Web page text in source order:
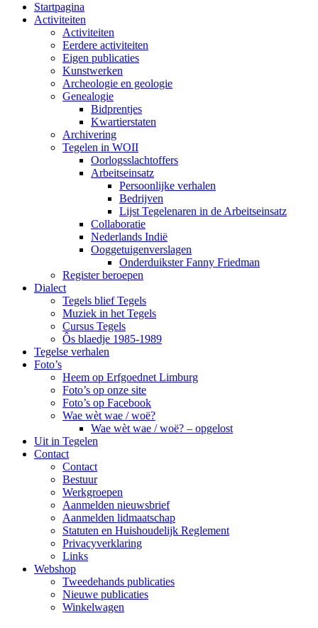
Startpagina
Activiteiten
Activiteiten
Eerdere activiteiten
Eigen publicaties
Kunstwerken
Archeologie en geologie
Genealogie
Bidprentjes
Kwartierstaten
Archivering
Tegelen in WOII
Oorlogsslachtoffers
Arbeitseinsatz
Persoonlijke verhalen
Bedrijven
Lijst Tegelenaren in de Arbeitseinsatz
Collaboratie
Nederlands Indië
Ooggetuigenverslagen
Onderduikster Fanny Friedman
Register beroepen
Dialect
Tegels blief Tegels
Muziek in het Tegels
Cursus Tegels
Ôs blaedje 1985-1989
Tegelse verhalen
Foto’s
Heem op Erfgoednet Limburg
Foto’s op onze site
Foto’s op Facebook
Wae wèt wae / woë?
Wae wèt wae / woë? – opgelost
Uit in Tegelen
Contact
Contact
Bestuur
Werkgroepen
Aanmelden nieuwsbrief
Aanmelden lidmaatschap
Statuten en Huishoudelijk Reglement
Privacyverklaring
Links
Webshop
Tweedehands publicaties
Nieuwe publicaties
Winkelwagen